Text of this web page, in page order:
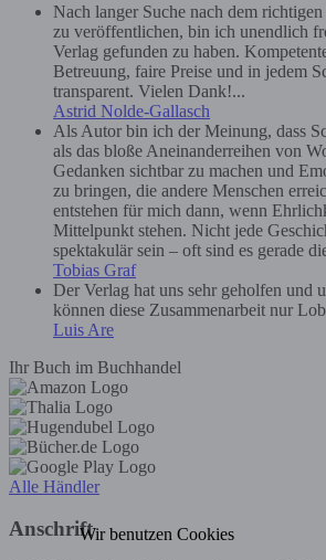
Nach langer Suche nach dem
zu veröffentlichen, bin ich unendlich
Verlag gefunden zu haben.
Betreuung, faire Preise und in jedem
transparent. Vielen Dank!...
Astrid Nolde-Gallasch
Als Autor bin ich der Meinung, dass
als das bloße Aneinanderreihen von
Gedanken sichtbar zu machen und
zu bringen, die andere Menschen
entstehen für mich dann, wenn
Mittelpunkt stehen. Nicht jede
spektakulär sein – oft sind es gerade
Tobias Graf
Der Verlag hat uns sehr geholfen und
können diese Zusammenarbeit nur
Luis Are
Ihr Buch im Buchhandel
Alle Händler
AnschriftWir benutzen Cookies